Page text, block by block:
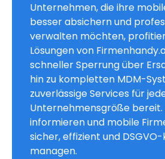
Unternehmen, die ihre
besser absichern und
verwalten möchten,
Lösungen von
schneller Sperrung über
hin zu kompletten MDM-
zuverlässige Services für
Unternehmensgröße
informieren und mobile
sicher, effizient und
managen.